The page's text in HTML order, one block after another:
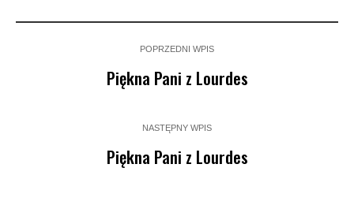
POPRZEDNI WPIS
Piękna Pani z Lourdes
NASTĘPNY WPIS
Piękna Pani z Lourdes